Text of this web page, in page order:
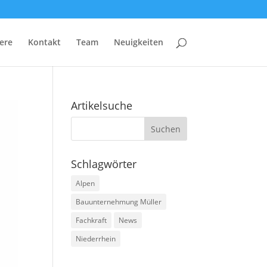
Kontakt Team Neuigkeiten
Artikelsuche
Schlagwörter
Alpen
Bauunternehmung Müller
Fachkraft
News
Niederrhein